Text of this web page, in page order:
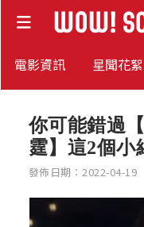
電影資訊 星聞花絮
你可能錯過
霆】這2個小
發佈日期：2022-04-19